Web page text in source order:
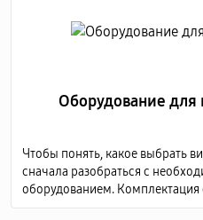
Оборудование
Чтобы понять, какое выбрать
сначала разобраться с
оборудованием.
включает в себя несколько